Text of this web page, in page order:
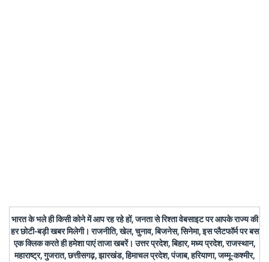
भारत के भले ही किसी कोने में आप रह रहे हों, जनता से रिश्ता वेबसाइट पर आपके राज्य की
हर छोटी-बड़ी खबर मिलेगी। राजनीति, खेल, चुनाव, बिजनेस, सिनेमा, इस प्लैटफॉर्म पर बस
एक क्लिक करते ही हमेशा पाएं ताजा खबरें। उत्तर प्रदेश, बिहार, मध्य प्रदेश, राजस्थान,
महाराष्ट्र, गुजरात, छत्तीसगढ़, झारखंड, हिमाचल प्रदेश, पंजाब, हरियाणा, जम्मू-कश्मीर,